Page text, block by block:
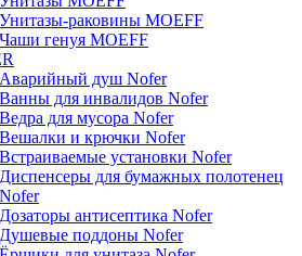
Унитазы-раковины MOEFF
Чаши генуя MOEFF
Аварийный душ Nofer
Ванны для инвалидов Nofer
Ведра для мусора Nofer
Вешалки и крючки Nofer
Встраиваемые установки Nofer
Диспенсеры для бумажных полотенец
Nofer
Дозаторы антисептика Nofer
Душевые поддоны Nofer